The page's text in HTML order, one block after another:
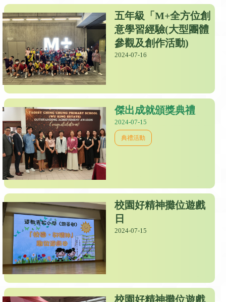
五年級「M+全方位創
意學習經驗(大型團體
參觀及創作活動)
2024-07-16
傑出成就頒獎典禮
2024-07-15
典禮活動
校園好精神攤位遊戲
日
2024-07-15
校園好精神攤位遊戲